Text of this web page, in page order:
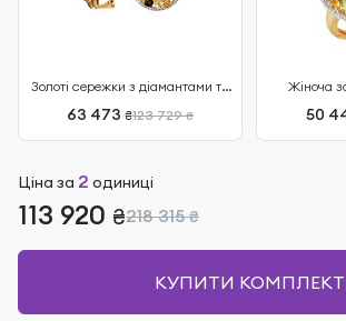
Золоті сережки з діамантами та
напівдорогоцінним камінням
63 473 ₴123 729₴
Жіноча
50
Ціна за 2 одиниці
113 920 ₴218 315₴
КУПИТИ КОМПЛЕКТ